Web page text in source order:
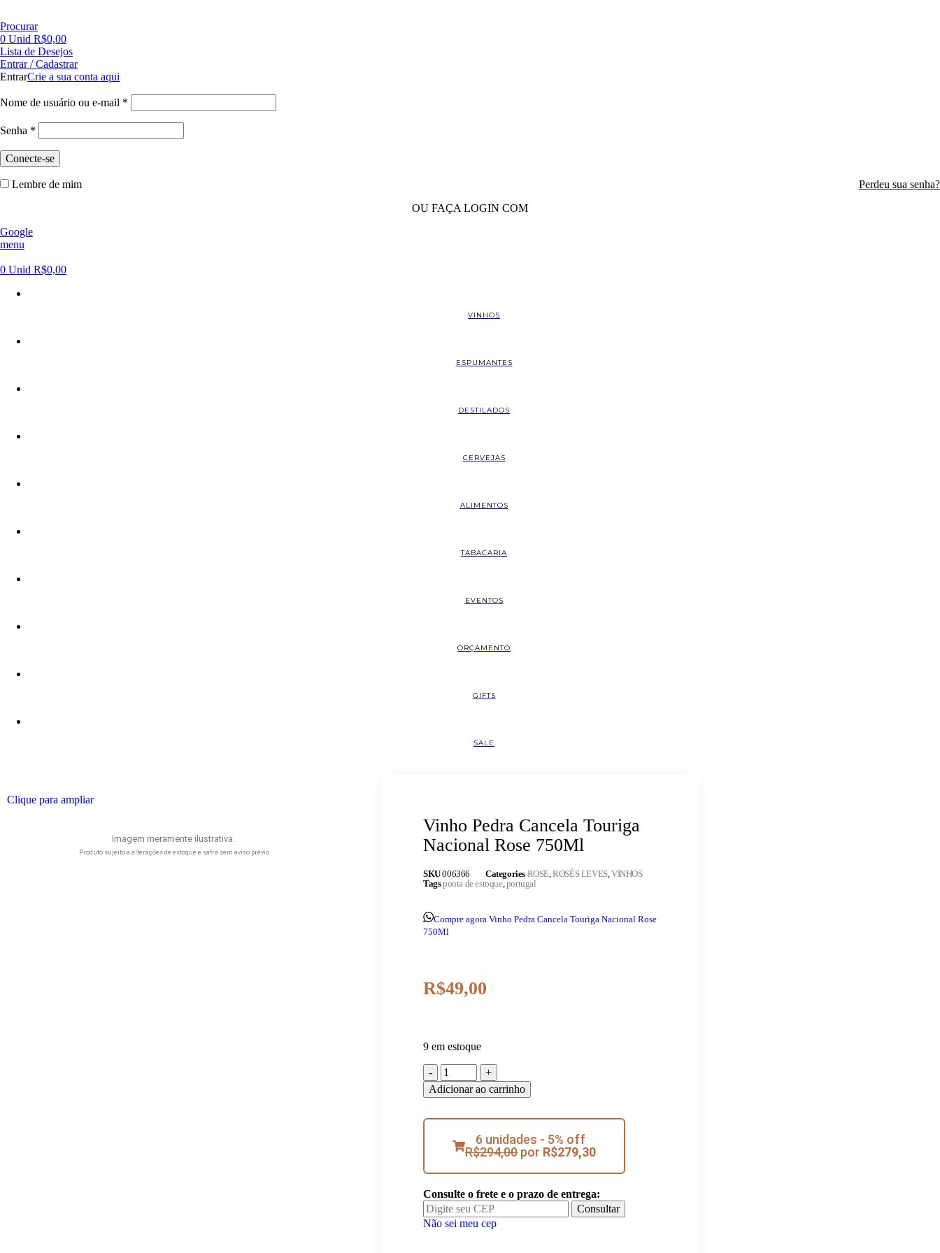
Procurar
0 Unid R$0,00
Lista de Desejos
Entrar / Cadastrar
EntrarCrie a sua conta aqui
Nome de usuário ou e-mail *
Senha *
Conecte-se
Perdeu sua senha?
Lembre de mim
OU FAÇA LOGIN COM
Google
menu
0 Unid R$0,00
VINHOS
ESPUMANTES
DESTILADOS
CERVEJAS
ALIMENTOS
TABACARIA
EVENTOS
ORÇAMENTO
GIFTS
SALE
Clique para ampliar
Imagem meramente ilustrativa.
Produto sujeito a alterações de estoque e safra sem aviso prévio
Vinho Pedra Cancela Touriga
Nacional Rose 750Ml
SKU006366 Categories ROSE,ROSÉS LEVES,VINHOS
Tagsponta de estoque,portugal
Compre agora Vinho Pedra Cancela Touriga Nacional Rose
750Ml
R$49,00
9 em estoque
Adicionar ao carrinho
6 unidades - 5% off
R$294,00 por R$279,30
Consulte o frete e o prazo de entrega:
Consultar
Não sei meu cep